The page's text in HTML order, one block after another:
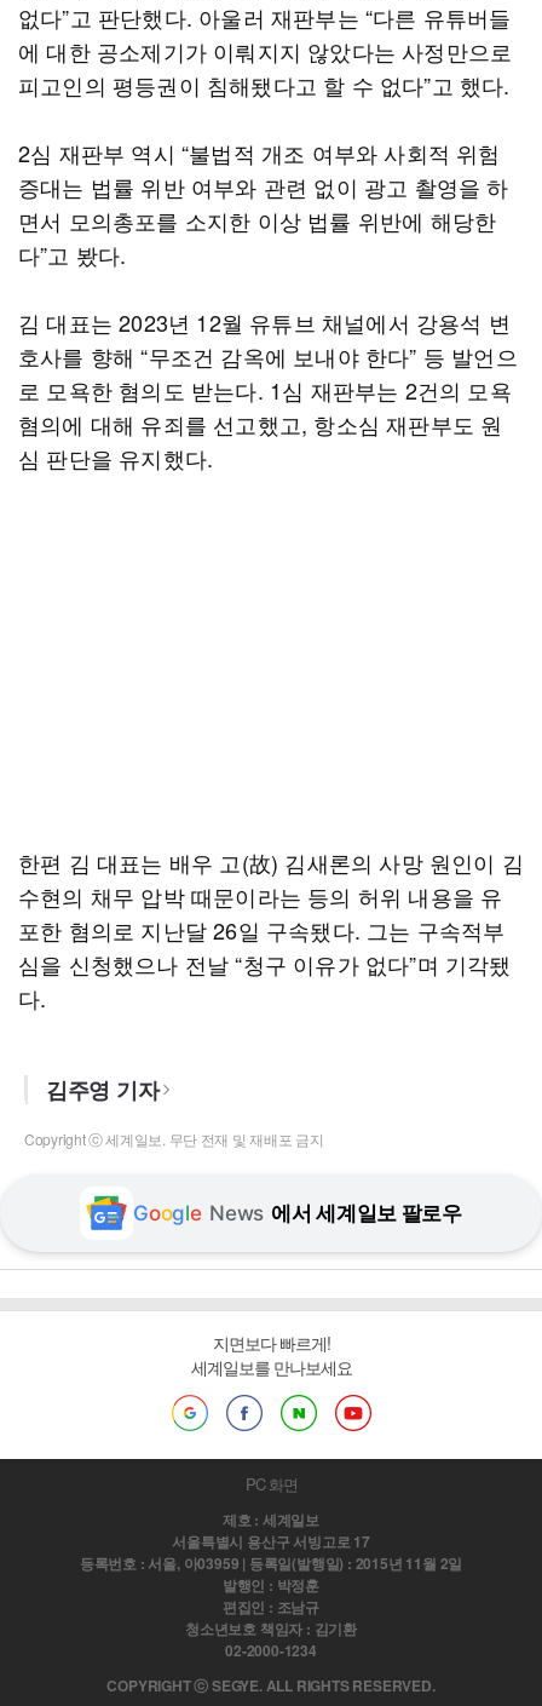
없다”고 판단했다. 아울러 재판부는 “다른 유튜버들
에 대한 공소제기가 이뤄지지 않았다는 사정만으로
피고인의 평등권이 침해됐다고 할 수 없다”고 했다.
2심 재판부 역시 “불법적 개조 여부와 사회적 위험
증대는 법률 위반 여부와 관련 없이 광고 촬영을 하
면서 모의총포를 소지한 이상 법률 위반에 해당한
다”고 봤다.
김 대표는 2023년 12월 유튜브 채널에서 강용석 변
호사를 향해 “무조건 감옥에 보내야 한다” 등 발언으
로 모욕한 혐의도 받는다. 1심 재판부는 2건의 모욕
혐의에 대해 유죄를 선고했고, 항소심 재판부도 원
심 판단을 유지했다.
한편 김 대표는 배우 고(故) 김새론의 사망 원인이 김
수현의 채무 압박 때문이라는 등의 허위 내용을 유
포한 혐의로 지난달 26일 구속됐다. 그는 구속적부
심을 신청했으나 전날 “청구 이유가 없다”며 기각됐
다.
김주영 기자
Copyright ⓒ 세계일보. 무단 전재 및 재배포 금지
Google News 에서 세계일보 팔로우
지면보다 빠르게!
세계일보를 만나보세요
PC 화면
제호 : 세계일보
서울특별시 용산구 서빙고로 17
등록번호 : 서울, 아03959 | 등록일(발행일) : 2015년 11월 2일
발행인 : 박정훈
편집인 : 조남규
청소년보호 책임자 : 김기환
02-2000-1234
COPYRIGHT ⓒ SEGYE. ALL RIGHTS RESERVED.